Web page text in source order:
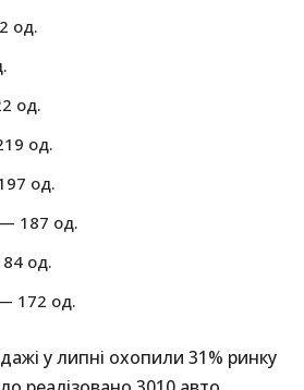
од.
од.
од.
од.
187 од.
од.
172 од.
у липні охопили 31% ринку